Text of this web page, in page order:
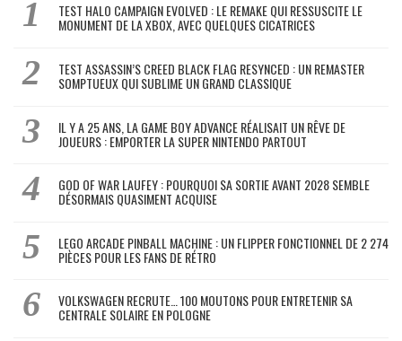
TEST HALO CAMPAIGN EVOLVED : LE REMAKE QUI RESSUSCITE LE
MONUMENT DE LA XBOX, AVEC QUELQUES CICATRICES
TEST ASSASSIN’S CREED BLACK FLAG RESYNCED : UN REMASTER
SOMPTUEUX QUI SUBLIME UN GRAND CLASSIQUE
IL Y A 25 ANS, LA GAME BOY ADVANCE RÉALISAIT UN RÊVE DE
JOUEURS : EMPORTER LA SUPER NINTENDO PARTOUT
GOD OF WAR LAUFEY : POURQUOI SA SORTIE AVANT 2028 SEMBLE
DÉSORMAIS QUASIMENT ACQUISE
LEGO ARCADE PINBALL MACHINE : UN FLIPPER FONCTIONNEL DE 2 274
PIÈCES POUR LES FANS DE RÉTRO
VOLKSWAGEN RECRUTE… 100 MOUTONS POUR ENTRETENIR SA
CENTRALE SOLAIRE EN POLOGNE